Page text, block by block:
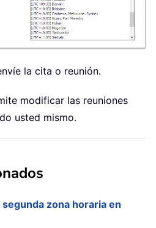
la cita o reunión.
modificar las reuniones
usted mismo.
zona horaria en